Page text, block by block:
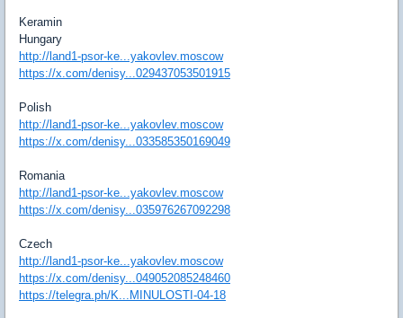
Keramin
Hungary
http://land1-psor-ke...yakovlev.moscow
https://x.com/denisy...029437053501915
Polish
http://land1-psor-ke...yakovlev.moscow
https://x.com/denisy...033585350169049
Romania
http://land1-psor-ke...yakovlev.moscow
https://x.com/denisy...035976267092298
Czech
http://land1-psor-ke...yakovlev.moscow
https://x.com/denisy...049052085248460
https://telegra.ph/K...MINULOSTI-04-18